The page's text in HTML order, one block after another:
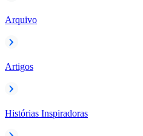
Arquivo
Artigos
Histórias Inspiradoras